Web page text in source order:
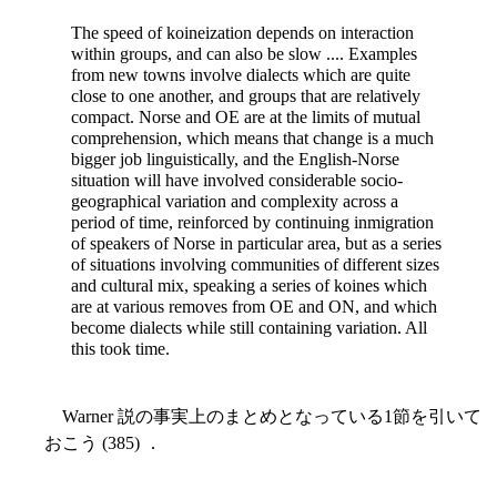
The speed of koineization depends on interaction
within groups, and can also be slow .... Examples
from new towns involve dialects which are quite
close to one another, and groups that are relatively
compact. Norse and OE are at the limits of mutual
comprehension, which means that change is a much
bigger job linguistically, and the English-Norse
situation will have involved considerable socio-
geographical variation and complexity across a
period of time, reinforced by continuing inmigration
of speakers of Norse in particular area, but as a series
of situations involving communities of different sizes
and cultural mix, speaking a series of koines which
are at various removes from OE and ON, and which
become dialects while still containing variation. All
this took time.
Warner 説の事実上のまとめとなっている1節を引いて
おこう (385) ．